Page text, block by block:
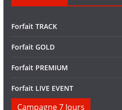
Forfait TRACK
Forfait GOLD
Forfait PREMIUM
Forfait LIVE EVENT
Campagne 7 Jours